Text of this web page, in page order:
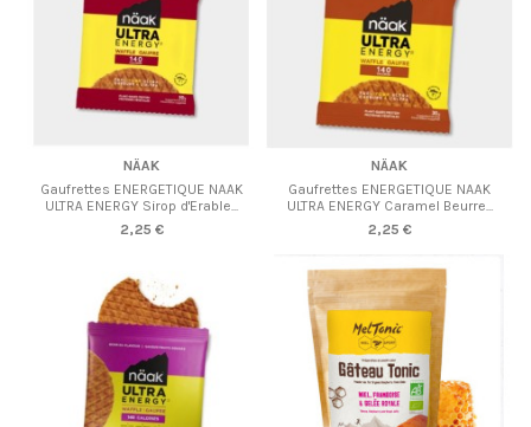
NÄAK
Gaufrettes ENERGETIQUE NAAK
ULTRA ENERGY Sirop d'Erable...
2,25 €
NÄAK
Gaufrettes ENERGETIQUE NAAK
ULTRA ENERGY Caramel Beurre...
2,25 €